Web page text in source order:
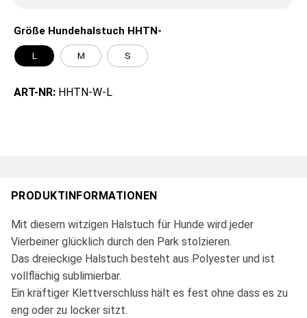
Größe Hundehalstuch HHTN-
L M S
ART-NR: HHTN-W-L
PRODUKTINFORMATIONEN
Mit diesem witzigen Halstuch für Hunde wird jeder
Vierbeiner glücklich durch den Park stolzieren.
Das dreieckige Halstuch besteht aus Polyester und ist
vollflächig sublimierbar.
Ein kräftiger Klettverschluss hält es fest ohne dass es zu
eng oder zu locker sitzt.